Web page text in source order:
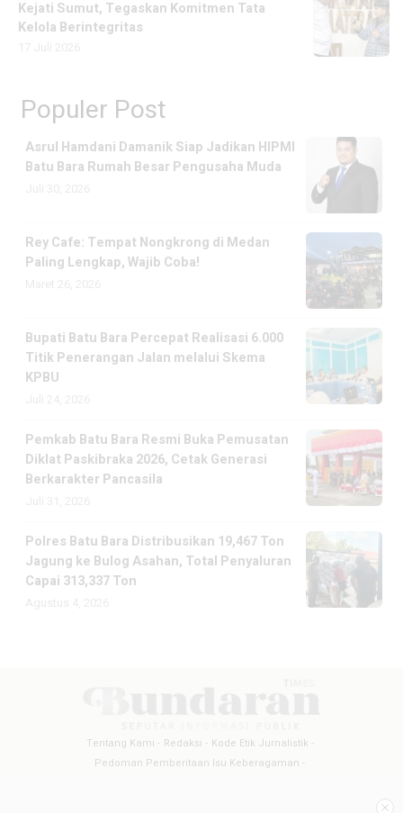
Kejati Sumut, Tegaskan Komitmen Tata
Kelola Berintegritas
Populer Post
Asrul Hamdani Damanik Siap Jadikan HIPMI
Batu Bara Rumah Besar Pengusaha Muda
Rey Cafe: Tempat Nongkrong di Medan
Paling Lengkap, Wajib Coba!
Bupati Batu Bara Percepat Realisasi 6.000
Titik Penerangan Jalan melalui Skema
KPBU
Pemkab Batu Bara Resmi Buka Pemusatan
Diklat Paskibraka 2026, Cetak Generasi
Berkarakter Pancasila
Polres Batu Bara Distribusikan 19,467 Ton
Jagung ke Bulog Asahan, Total Penyaluran
Capai 313,337 Ton
Tentang Kami Redaksi
Kode Etik Jurnalistik
Pedoman Pemberitaan Isu Keberagaman